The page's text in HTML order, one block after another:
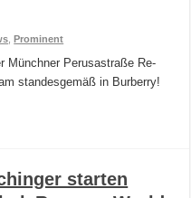
,Prominent
Münchner Perusastraße Re-
standesgemäß in Burberry!
starten